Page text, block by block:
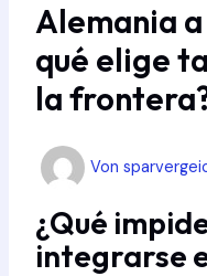
Alemania
qué elige
la
Von
¿Qué
integrarse